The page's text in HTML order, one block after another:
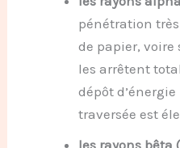
pénétration
de papier, voire
les arrêtent
dépôt
traversée est
les rayons bêta